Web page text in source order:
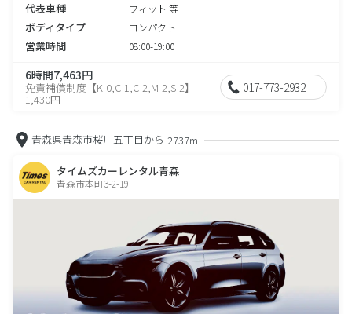
代表車種 フィット 等
ボディタイプ コンパクト
営業時間 08:00-19:00
6時間7,463円
免責補償制度【K-0,C-1,C-2,M-2,S-2】
1,430円
017-773-2932
青森県青森市桜川五丁目から 2737m
タイムズカーレンタル青森
青森市本町3-2-19